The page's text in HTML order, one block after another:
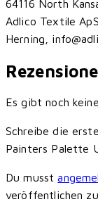
64116 North
Adlico Textile
Herning,
Es gibt noch
Schreibe die
Painters Palette
Du musst
veröffentlichen zu